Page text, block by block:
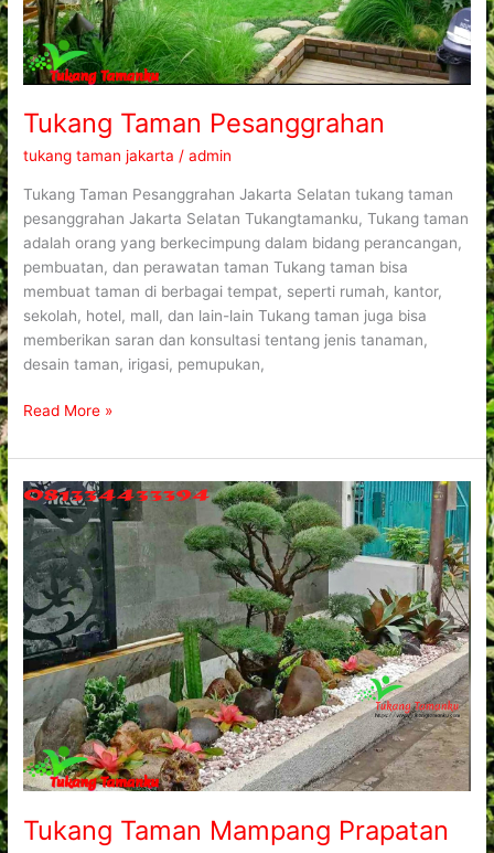
Tukang Taman Pesanggrahan
tukang taman jakarta /admin
Tukang Taman Pesanggrahan Jakarta Selatan tukang taman
pesanggrahan Jakarta Selatan Tukangtamanku, Tukang taman
adalah orang yang berkecimpung dalam bidang perancangan,
pembuatan, dan perawatan taman Tukang taman bisa
membuat taman di berbagai tempat, seperti rumah, kantor,
sekolah, hotel, mall, dan lain-lain Tukang taman juga bisa
memberikan saran dan konsultasi tentang jenis tanaman,
desain taman, irigasi, pemupukan,
Read More »
Tukang Taman Mampang Prapatan
Tukang
Taman
Mampang
Prapatan
Jakarta
Selatan